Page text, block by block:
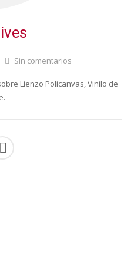
Sin comentarios
Lienzo Policanvas, Vinilo de